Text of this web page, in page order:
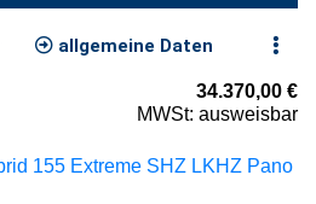
allgemeine Daten
34.370,00 €
MWSt: ausweisbar